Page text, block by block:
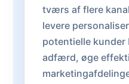
tværs af flere
levere
potentielle kunder
adfærd, øge